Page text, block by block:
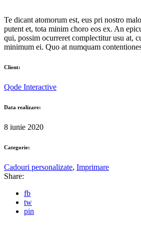
Te dicant atomorum est, eus pri nostro
putent et, tota minim choro eos ex. An
qui, possim ocurreret complectitur usu at,
minimum ei. Quo at numquam
Client:
Qode Interactive
Data realizare:
8 iunie 2020
Categorie:
Cadouri personalizate, Imprimare
Share:
fb
tw
pin